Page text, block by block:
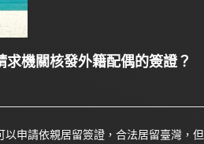
機關核發外籍配偶的簽證？
申請依親居留簽證，合法居留臺灣，但